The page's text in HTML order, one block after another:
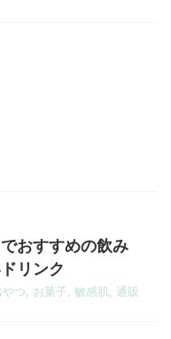
おすすめの飲み
リンク
やつ お菓子 敏感肌 通販